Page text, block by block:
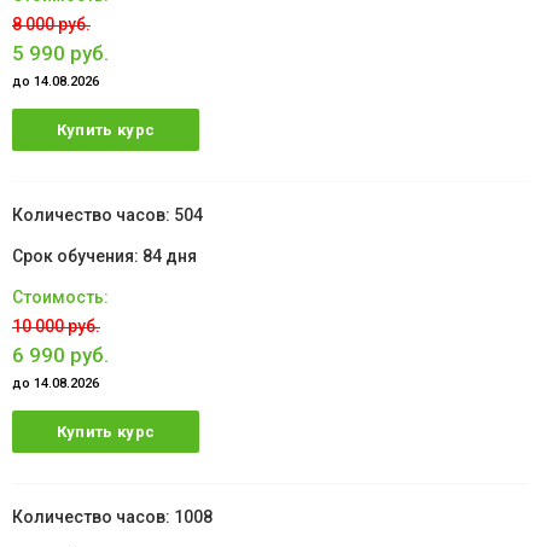
8 000 руб.
5 990 руб.
до 14.08.2026
Купить курс
504
84 дня
10 000 руб.
6 990 руб.
до 14.08.2026
Купить курс
1008